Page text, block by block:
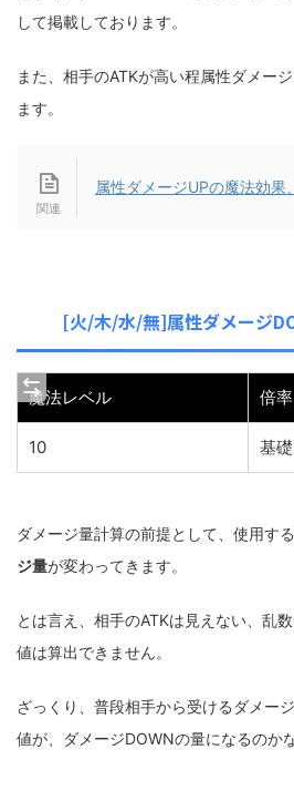
して掲載しております。
また、相手のATKが高い程属性ダメー
ます。
属性ダメージUPの魔法効果
[火/木/水/無]属性ダメージ
魔法レベル 倍率
10 基
ダメージ量計算の前提として、使用す
ジ量が変わってきます。
とは言え、相手のATKは見えない、乱
値は算出できません。
ざっくり、普段相手から受けるダメー
値が、ダメージDOWNの量になるのか